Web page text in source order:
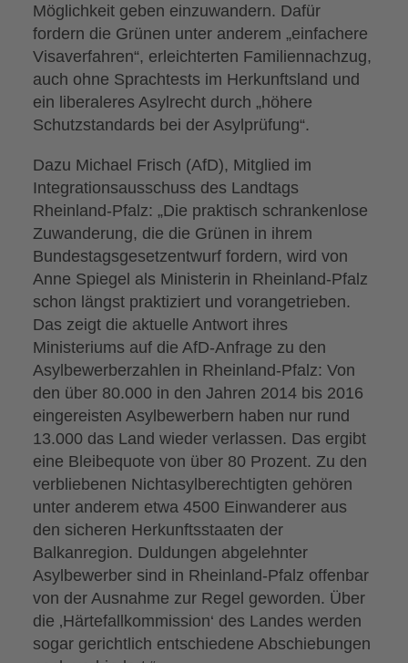
Möglichkeit geben einzuwandern. Dafür
fordern die Grünen unter anderem „einfachere
Visaverfahren“, erleichterten Familiennachzug,
auch ohne Sprachtests im Herkunftsland und
ein liberaleres Asylrecht durch „höhere
Schutzstandards bei der Asylprüfung“.
Dazu Michael Frisch (AfD), Mitglied im
Integrationsausschuss des Landtags
Rheinland-Pfalz: „Die praktisch schrankenlose
Zuwanderung, die die Grünen in ihrem
Bundestagsgesetzentwurf fordern, wird von
Anne Spiegel als Ministerin in Rheinland-Pfalz
schon längst praktiziert und vorangetrieben.
Das zeigt die aktuelle Antwort ihres
Ministeriums auf die AfD-Anfrage zu den
Asylbewerberzahlen in Rheinland-Pfalz: Von
den über 80.000 in den Jahren 2014 bis 2016
eingereisten Asylbewerbern haben nur rund
13.000 das Land wieder verlassen. Das ergibt
eine Bleibequote von über 80 Prozent. Zu den
verbliebenen Nichtasylberechtigten gehören
unter anderem etwa 4500 Einwanderer aus
den sicheren Herkunftsstaaten der
Balkanregion. Duldungen abgelehnter
Asylbewerber sind in Rheinland-Pfalz offenbar
von der Ausnahme zur Regel geworden. Über
die ‚Härtefallkommission‘ des Landes werden
sogar gerichtlich entschiedene Abschiebungen